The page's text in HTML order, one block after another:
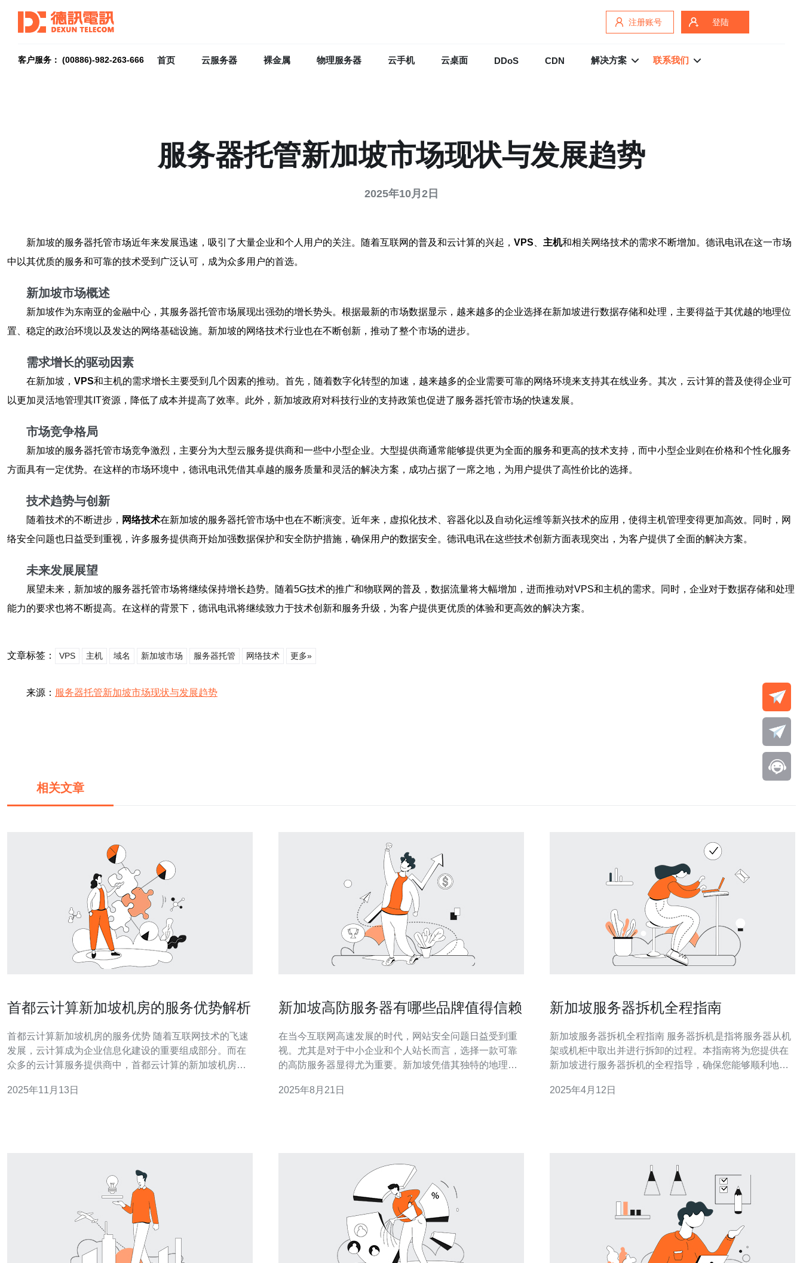
注册账号 登陆
客户服务： (00886)-982-263-666 首页 云服务器 裸金属 物理服务器 云手机 云桌面 DDoS CDN 解决方案 联系我们
服务器托管新加坡市场现状与发展趋势
2025年10月2日
新加坡的服务器托管市场近年来发展迅速，吸引了大量企业和个人用户的关注。随着互联网的普及和云计算的兴起， VPS 主机和相关网络技术的需求不断增加。德讯电讯在这一市场
中以其优质的服务和可靠的技术受到广泛认可，成为众多用户的首选。
新加坡市场概述
新加坡作为东南亚的金融中心，其服务器托管市场展现出强劲的增长势头。根据最新的市场数据显示，越来越多的企业选择在新加坡进行数据存储和处理，主要得益于其优越的地理位
置、稳定的政治环境以及发达的网络基础设施。新加坡的网络技术行业也在不断创新，推动了整个市场的进步。
需求增长的驱动因素
在新加坡， VPS和主机的需求增长主要受到几个因素的推动。首先，随着数字化转型的加速，越来越多的企业需要可靠的网络环境来支持其在线业务。其次，云计算的普及使得企业可
以更加灵活地管理其IT资源，降低了成本并提高了效率。此外，新加坡政府对科技行业的支持政策也促进了 服务器托管市场的快速发展。
市场竞争格局
新加坡的服务器托管市场竞争激烈，主要分为大型云服务提供商和一些中小型企业。大型提供商通常能够提供更为全面的服务和更高的技术支持，而中小型企业则在价格和个性化服务
方面具有一定优势。在这样的市场环境中，德讯电讯凭借其卓越的服务质量和灵活的解决方案，成功占据了一席之地，为用户提供了高性价比的选择。
技术趋势与创新
随着技术的不断进步， 网络技术在新加坡的服务器托管市场中也在不断演变。近年来，虚拟化技术、容器化以及自动化运维等新兴技术的应用，使得主机管理变得更加高效。同时，网
络安全问题也日益受到重视，许多服务提供商开始加强数据保护和安全防护措施，确保用户的数据安全。德讯电讯在这些技术创新方面表现突出，为客户提供了全面的解决方案。
未来发展展望
展望未来，新加坡的服务器托管市场将继续保持增长趋势。随着5G技术的推广和物联网的普及，数据流量将大幅增加，进而推动对VPS和主机的需求。同时，企业对于数据存储和处理
能力的要求也将不断提高。在这样的背景下，德讯电讯将继续致力于技术创新和服务升级，为客户提供更优质的体验和更高效的解决方案。
文章标签： VPS 主机 域名 新加坡市场 服务器托管 网络技术 更多»
来源： 服务器托管新加坡市场现状与发展趋势
相关文章
首都云计算新加坡机房的服务优势解析
首都云计算新加坡机房的服务优势 随着互联网技术的飞速
发展，云计算成为企业信息化建设的重要组成部分。而在
众多的云计算服务提供商中，首都云计算的新加坡机房凭
的目光。本文将从三个方面解析首都云计算新加坡机房的
2025年11月13日
新加坡高防服务器有哪些品牌值得信赖
在当今互联网高速发展的时代，网站安全问题日益受到重
视。尤其是对于中小企业和个人站长而言，选择一款可靠
的高防服务器显得尤为重要。新加坡凭借其独特的地理位
器的首选地。那么，新加坡有哪些高防服务器品牌值得信
2025年8月21日
新加坡服务器拆机全程指南
新加坡服务器拆机全程指南 服务器拆机是指将服务器从机
架或机柜中取出并进行拆卸的过程。本指南将为您提供在
新加坡进行服务器拆机的全程指导，确保您能够顺利地完
料： 螺丝刀 电缆管理工具 防静电腕带 适当的包装材料和
2025年4月12日